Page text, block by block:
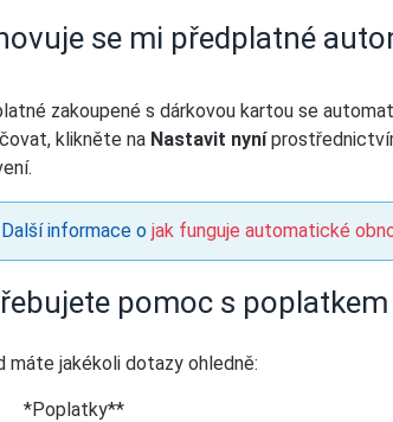
se mi předplatné
zakoupené s dárkovou kartou se
klikněte na Nastavit nyní
Další informace ojak funguje automatické
pomoc s
máte jakékoli dotazy ohledně:
*Poplatky**